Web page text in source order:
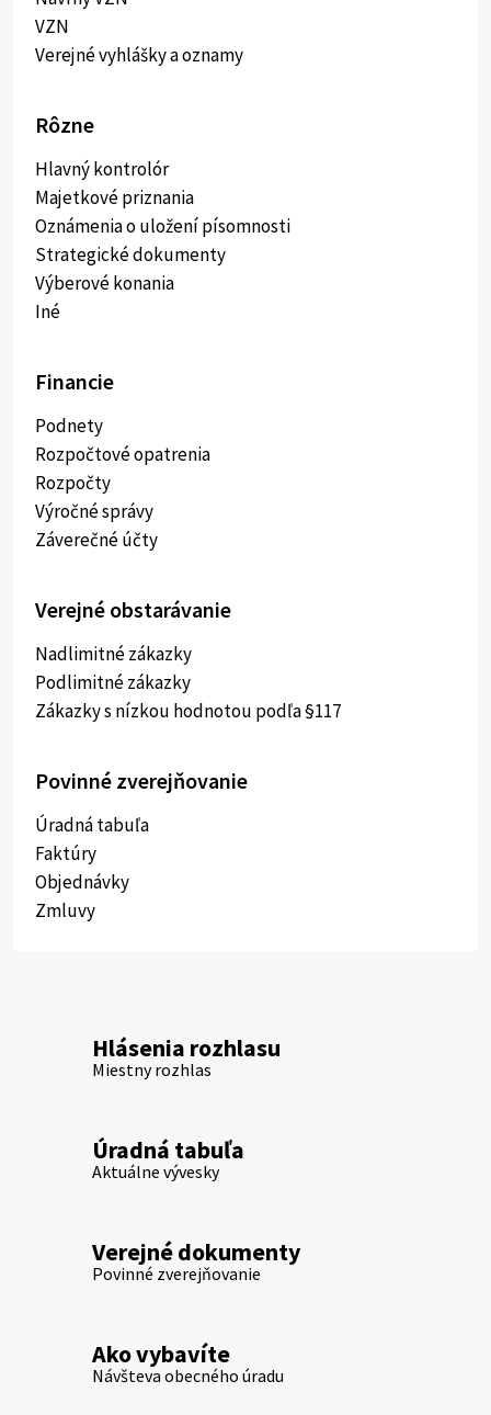
VZN
Verejné vyhlášky a oznamy
Rôzne
Hlavný kontrolór
Majetkové priznania
Oznámenia o uložení písomnosti
Strategické dokumenty
Výberové konania
Iné
Financie
Podnety
Rozpočtové opatrenia
Rozpočty
Výročné správy
Záverečné účty
Verejné obstarávanie
Nadlimitné zákazky
Podlimitné zákazky
Zákazky s nízkou hodnotou podľa §117
Povinné zverejňovanie
Úradná tabuľa
Faktúry
Objednávky
Zmluvy
Hlásenia rozhlasu
Miestny rozhlas
Úradná tabuľa
Aktuálne vývesky
Verejné dokumenty
Povinné zverejňovanie
Ako vybavíte
Návšteva obecného úradu